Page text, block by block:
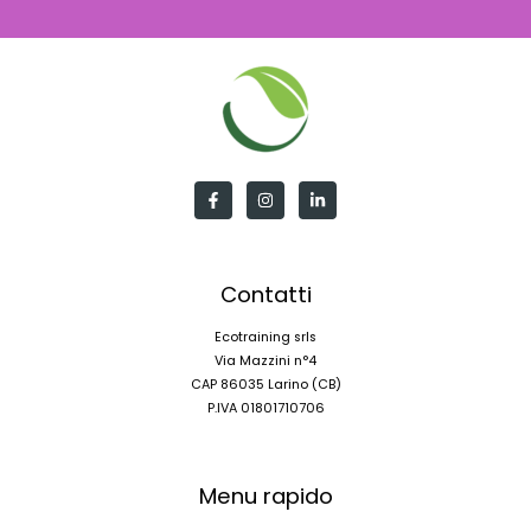
Contatti
Ecotraining srls
Via Mazzini n°4
CAP 86035 Larino (CB)
P.IVA 01801710706
Menu rapido